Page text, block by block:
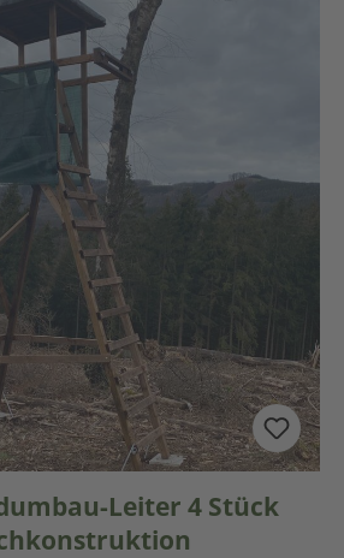
Leiter 4 Stück